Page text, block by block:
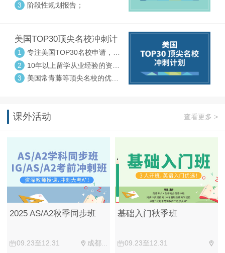
3
阶段性规划报告；
美国TOP30顶尖名校冲刺计
划
1
专注美国TOP30名校申请，高
度个性化指导
2
10年以上留学从业经验的资深
中方顾问
3
美国常青藤等顶尖名校的优秀
课外活动 查看更多 >
2025 AS/A2秋季同步班
09.23至12.31 成都...
基础入门秋季班
09.23至12.31